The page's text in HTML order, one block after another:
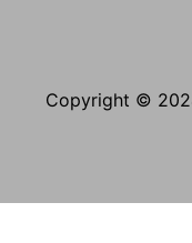
Copyright ©